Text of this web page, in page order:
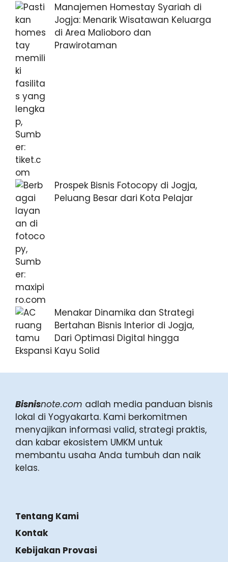
Manajemen Homestay Syariah di
Jogja: Menarik Wisatawan Keluarga
di Area Malioboro dan
Prawirotaman
Prospek Bisnis Fotocopy di Jogja,
Peluang Besar dari Kota Pelajar
Menakar Dinamika dan Strategi
Bertahan Bisnis Interior di Jogja,
Dari Optimasi Digital hingga
Ekspansi Kayu Solid
Bisnisnote.com adlah media panduan bisnis
lokal di Yogyakarta. Kami berkomitmen
menyajikan informasi valid, strategi praktis,
dan kabar ekosistem UMKM untuk
membantu usaha Anda tumbuh dan naik
kelas.
Tentang Kami
Kontak
Kebijakan Provasi